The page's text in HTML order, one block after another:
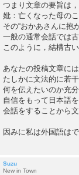
つまり文章の要旨は，
妣：亡くなった母の
その“おかあさんに抱
一般の通常会話では
このように，結構古
あなたの投稿文章には
たしかに文法的に若
何を伝えたいのか充
自信をもって日本語
会話をすることから
因みに私は外国語は
Suzu
New in Town